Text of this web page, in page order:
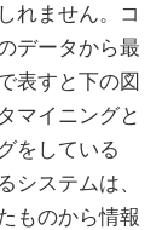
れません。コ
データから最
表すと下の図
マイニングと
をしている
システムは、
ものから情報